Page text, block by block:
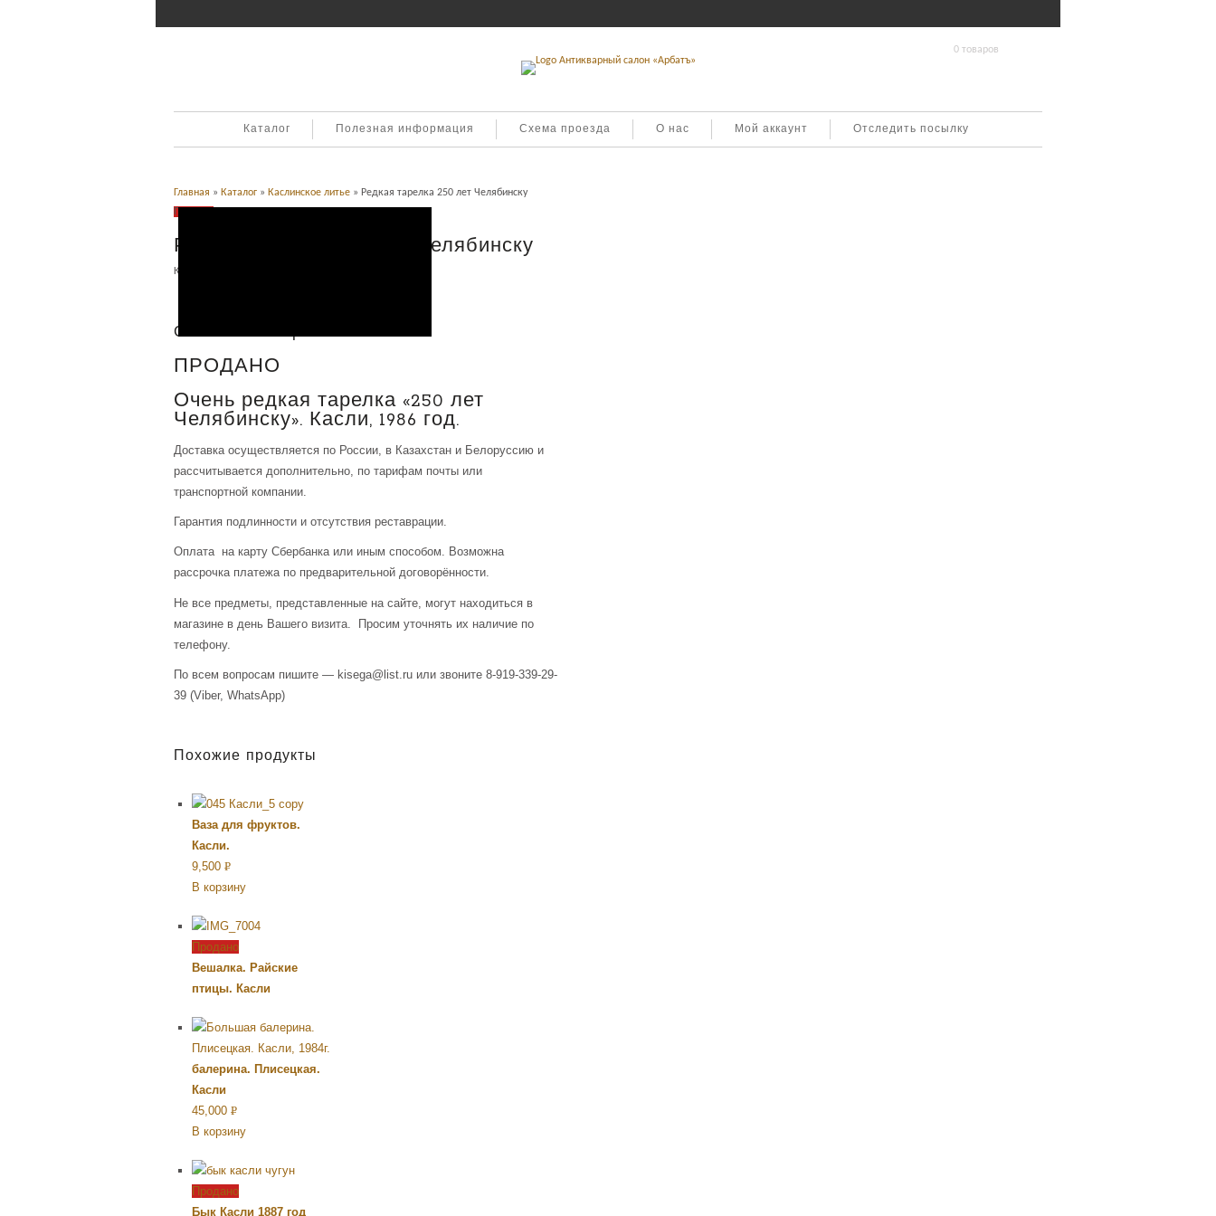
0 товаров
Каталог Полезная информация Схема проезда О нас Мой аккаунт Отследить посылку
Главная » Каталог » Каслинское литье » Редкая тарелка 250 лет Челябинску
Продано
Редкая тарелка 250 лет Челябинску
Категория:
Описание товара
ПРОДАНО
Очень редкая тарелка «250 лет
Челябинску». Касли, 1986 год.
Доставка осуществляется по России, в Казахстан и Белоруссию и
рассчитывается дополнительно, по тарифам почты или
транспортной компании.
Гарантия подлинности и отсутствия реставрации.
Оплата на карту Сбербанка или иным способом. Возможна
рассрочка платежа по предварительной договорённости.
Не все предметы, представленные на сайте, могут находиться в
магазине в день Вашего визита. Просим уточнять их наличие по
телефону.
По всем вопросам пишите — kisega@list.ru или звоните 8-919-339-29-
39 (Viber, WhatsApp)
Похожие продукты
Ваза для фруктов.
Касли.
9,500 Р
УБ.
В корзину
Продано
Вешалка. Райские
птицы. Касли
балерина. Плисецкая.
Касли
45,000 Р
УБ.
В корзину
Продано
Бык Касли 1887 год